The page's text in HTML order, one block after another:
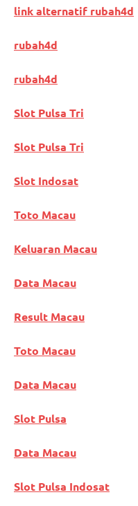
link alternatif rubah4d
rubah4d
rubah4d
Slot Pulsa Tri
Slot Pulsa Tri
Slot Indosat
Toto Macau
Keluaran Macau
Data Macau
Result Macau
Toto Macau
Data Macau
Slot Pulsa
Data Macau
Slot Pulsa Indosat